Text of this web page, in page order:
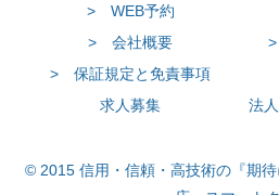
> WEB予約
> 会社概要
> 保証規定と免責事項
求人募集
法
© 2015 信用・信頼・高技術の『期